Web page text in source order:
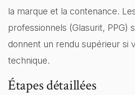
la marque et la contenance.
professionnels (Glasurit, PPG)
donnent un rendu supérieur si
technique.
Étapes détaillées